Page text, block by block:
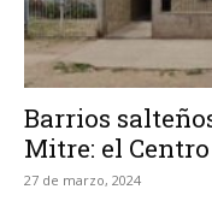
Barrios
Mitre: el
27 de marzo, 2024